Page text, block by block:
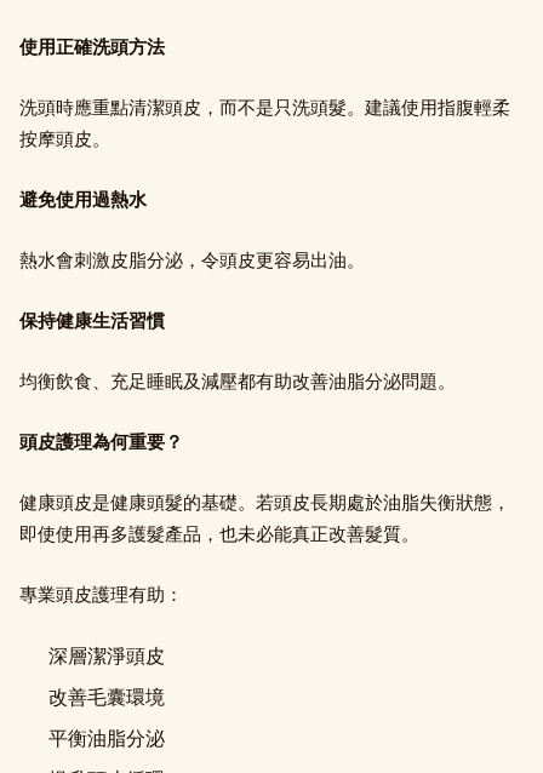
使用正確洗頭方法
洗頭時應重點清潔頭皮，而不是只洗頭髮。建議使用指腹輕柔
按摩頭皮。
避免使用過熱水
熱水會刺激皮脂分泌，令頭皮更容易出油。
保持健康生活習慣
均衡飲食、充足睡眠及減壓都有助改善油脂分泌問題。
頭皮護理為何重要？
健康頭皮是健康頭髮的基礎。若頭皮長期處於油脂失衡狀態，
即使使用再多護髮產品，也未必能真正改善髮質。
專業頭皮護理有助：
深層潔淨頭皮
改善毛囊環境
平衡油脂分泌